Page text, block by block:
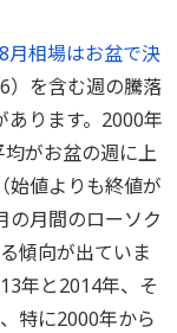
8月相場はお盆で決
）を含む週の騰落
あります。2000年
がお盆の週に上
始値よりも終値が
の月間のローソク
傾向が出ていま
年と2014年、そ
特に2000年から